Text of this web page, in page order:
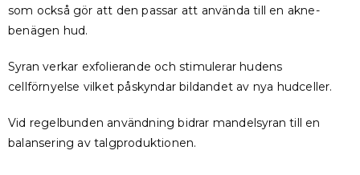
som också gör att den passar att använda till en akne-
benägen hud.
Syran verkar exfolierande och stimulerar hudens
cellförnyelse vilket påskyndar bildandet av nya hudceller.
Vid regelbunden användning bidrar mandelsyran till en
balansering av talgproduktionen.